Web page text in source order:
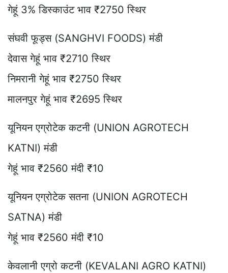
गेहूं 3% डिस्काउंट भाव ₹2750 स्थिर
संघवी फूड्स (SANGHVI FOODS) मंडी
देवास गेहूं भाव ₹2710 स्थिर
निमरानी गेहूं भाव ₹2750 स्थिर
मालनपुर गेहूं भाव ₹2695 स्थिर
यूनियन एग्रोटेक कटनी (UNION AGROTECH
KATNI) मंडी
गेहूं भाव ₹2560 मंदी ₹10
यूनियन एग्रोटेक सतना (UNION AGROTECH
SATNA) मंडी
गेहूं भाव ₹2560 मंदी ₹10
केवलानी एग्रो कटनी (KEVALANI AGRO KATNI)